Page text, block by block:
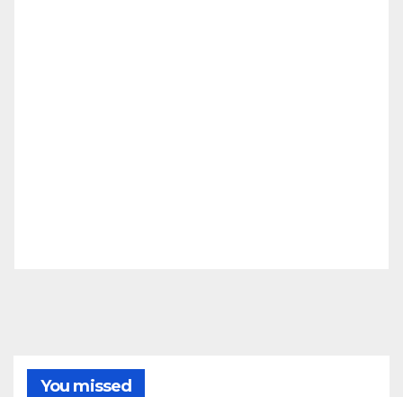
You missed